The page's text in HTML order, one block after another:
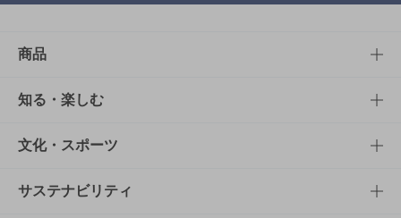
商品
商品TOP
商品一覧
商品発売情報
知る・楽しむ
知る・楽しむTOP
キャンペーン
文化・スポーツ
文化・スポーツTOP
サステナビリティ